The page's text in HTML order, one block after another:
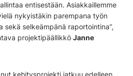
entisestään. Asiakkaillemme
nykyistäkin parempana työn
sekä selkeämpänä raportointina”,
projektipäällikkö Janne
kehitysprojekti jatkuu edelleen.